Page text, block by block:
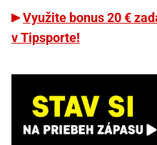
Využite bonus 20 €
v Tipsporte!